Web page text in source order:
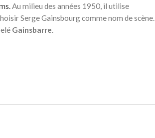
Au milieu des années 1950, il utilise
Serge Gainsbourg comme nom de scène.
Gainsbarre.